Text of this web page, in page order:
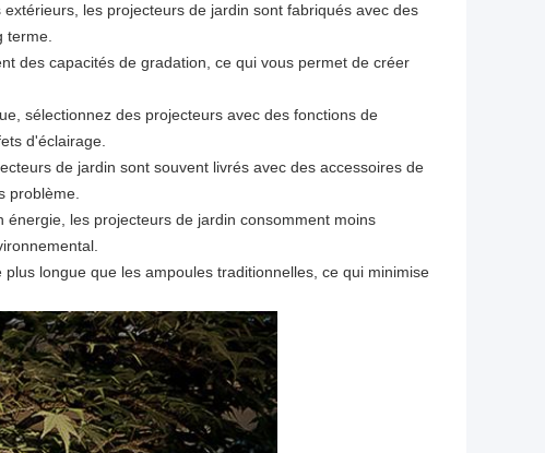
les projecteurs de jardin sont fabriqués avec des
terme.
des capacités de gradation, ce qui vous permet de créer
sélectionnez des projecteurs avec des fonctions de
d'éclairage.
de jardin sont souvent livrés avec des accessoires de
problème.
les projecteurs de jardin consomment moins
longue que les ampoules traditionnelles, ce qui minimise